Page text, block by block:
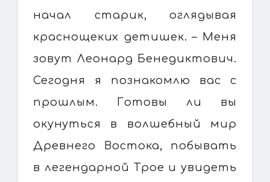
начал старик, оглядывая
краснощеких детишек. – Меня
зовут Леонард Бенедиктович.
Сегодня я познакомлю вас с
прошлым. Готовы ли вы
окунуться в волшебный мир
Древнего Востока, побывать
в легендарной Трое и увидеть